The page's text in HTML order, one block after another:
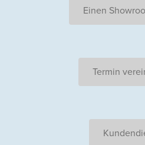
Einen
Termin